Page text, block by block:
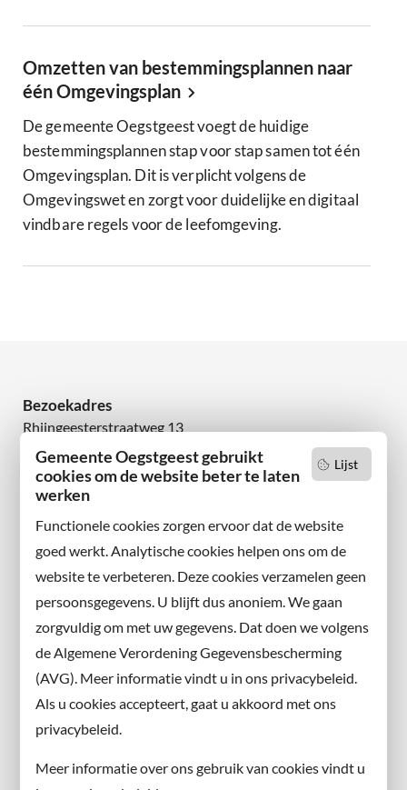
Lijst
Gemeente Oegstgeest gebruikt
cookies om de website beter te laten
werken
Functionele cookies zorgen ervoor dat de website
goed werkt. Analytische cookies helpen ons om de
website te verbeteren. Deze cookies verzamelen geen
persoonsgegevens. U blijft dus anoniem. We gaan
zorgvuldig om met uw gegevens. Dat doen we volgens
de Algemene Verordening Gegevensbescherming
(AVG). Meer informatie vindt u in ons privacybeleid.
Als u cookies accepteert, gaat u akkoord met ons
privacybeleid.
Meer informatie over ons gebruik van cookies vindt u
Omzetten van bestemmingsplannen naar
één Omgevingsplan
De gemeente Oegstgeest voegt de huidige
bestemmingsplannen stap voor stap samen tot één
Omgevingsplan. Dit is verplicht volgens de
Omgevingswet en zorgt voor duidelijke en digitaal
vindbare regels voor de leefomgeving.
Bezoekadres
Rhijngeesterstraatweg 13
2342 AN Oegstgeest
Wilt u niets missen?
en volg ons ook op sociale media.
Facebook
X
Instagram
Contact met de gemeente
Contact